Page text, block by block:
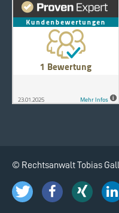
© Rechtsanwalt Tobias Gall